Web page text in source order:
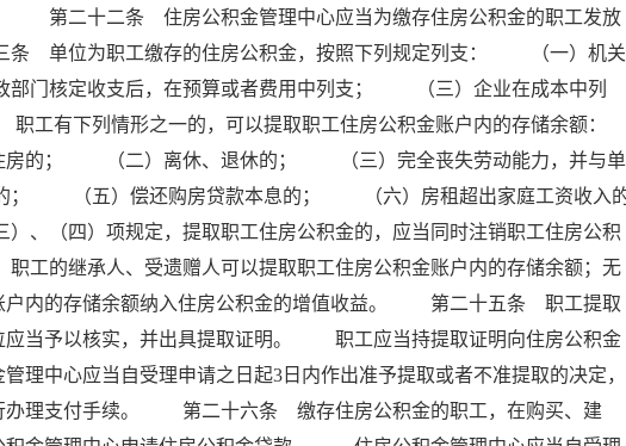
第二十二条 住房公积金管理中心应当为缴存住房公积金的职工发放
单位为职工缴存的住房公积金，按照下列规定列支： （一）机关
门核定收支后，在预算或者费用中列支； （三）企业在成本中列
下列情形之一的，可以提取职工住房公积金账户内的存储余额：
房的； （二）离休、退休的； （三）完全丧失劳动能力，并与单
； （五）偿还购房贷款本息的； （六）房租超出家庭工资收入
（四）项规定，提取职工住房公积金的，应当同时注销职工住房公积
的继承人、受遗赠人可以提取职工住房公积金账户内的存储余额；无
户内的存储余额纳入住房公积金的增值收益。 第二十五条 职工提取
应当予以核实，并出具提取证明。 职工应当持提取证明向住房公积金
理中心应当自受理申请之日起3日内作出准予提取或者不准提取的决定，
办理支付手续。 第二十六条 缴存住房公积金的职工，在购买、建